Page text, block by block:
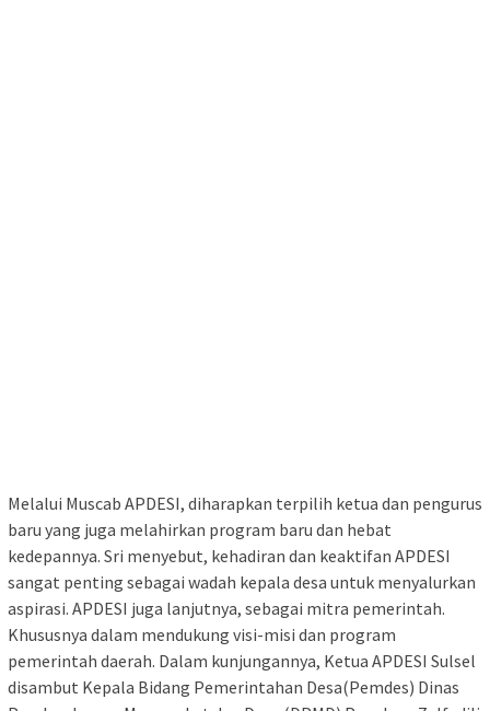
Melalui Muscab APDESI, diharapkan terpilih ketua dan pengurus
baru yang juga melahirkan program baru dan hebat
kedepannya. Sri menyebut, kehadiran dan keaktifan APDESI
sangat penting sebagai wadah kepala desa untuk menyalurkan
aspirasi. APDESI juga lanjutnya, sebagai mitra pemerintah.
Khususnya dalam mendukung visi-misi dan program
pemerintah daerah. Dalam kunjungannya, Ketua APDESI Sulsel
disambut Kepala Bidang Pemerintahan Desa(Pemdes) Dinas